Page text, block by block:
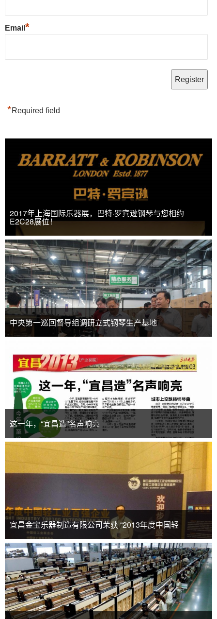
Email *
*Required field
2017年上海国际乐器展，巴特·罗宾逊钢琴与您相约
E2C28展位！
中央第一巡回督导组调研立式钢琴生产基地
这一年，“宜昌造”名声响亮
宜昌金宝乐器制造有限公司荣获 “2013年度中国轻